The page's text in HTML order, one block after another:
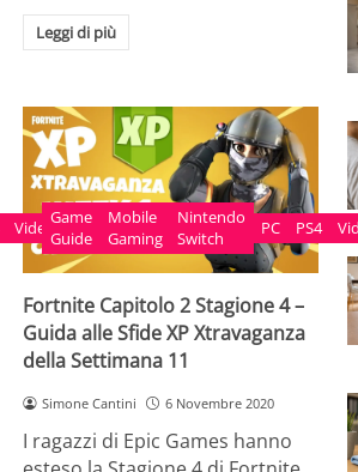
Leggi di più
Videogame
Xbox
One
Game
Guide
Mobile
Gaming
Nintendo
Switch
PC PS4
Fortnite Capitolo 2 Stagione 4 –
Guida alle Sfide XP Xtravaganza
della Settimana 11
Simone Cantini 6 Novembre 2020
I ragazzi di Epic Games hanno